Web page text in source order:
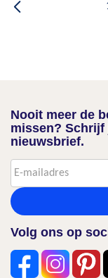
Nooit meer de
missen?
nieuwsbrief.
Volg ons op